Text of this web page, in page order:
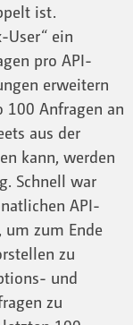
ist.
User“ ein
pro API-
erweitern
100 Anfragen an
aus der
kann, werden
Schnell war
API-
um zum Ende
zu
und
zu